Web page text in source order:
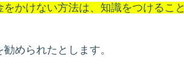
をかけない方法は、知識をつけること
められたとします。